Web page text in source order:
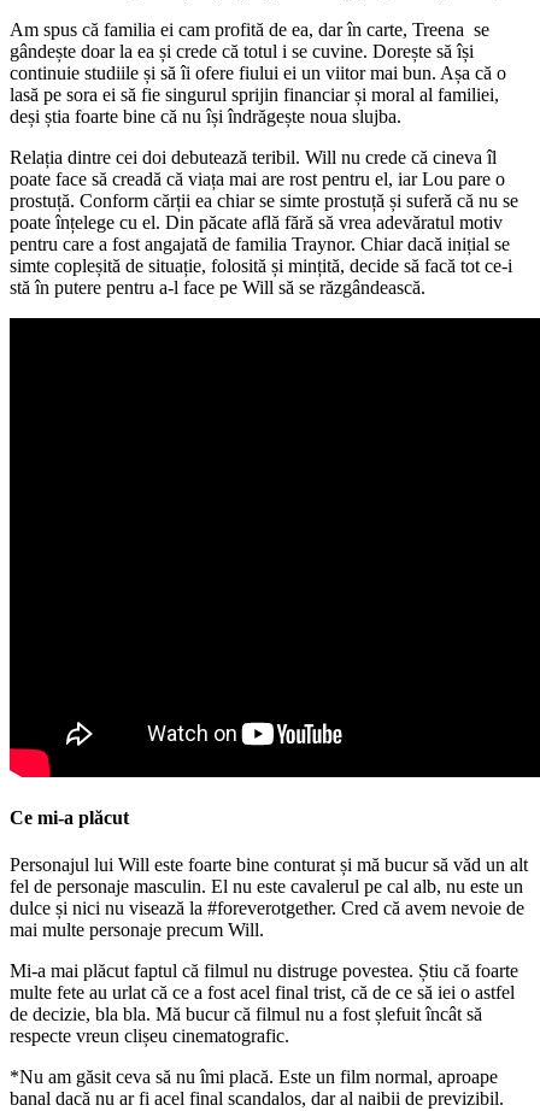
Am spus că familia ei cam profită de ea, dar în carte, Treena se
gândește doar la ea și crede că totul i se cuvine. Dorește să își
continuie studiile și să îi ofere fiului ei un viitor mai bun. Așa că o
lasă pe sora ei să fie singurul sprijin financiar și moral al familiei,
deși știa foarte bine că nu își îndrăgește noua slujba.
Relația dintre cei doi debutează teribil. Will nu crede că cineva îl
poate face să creadă că viața mai are rost pentru el, iar Lou pare o
prostuță. Conform cărții ea chiar se simte prostuță și suferă că nu se
poate înțelege cu el. Din păcate află fără să vrea adevăratul motiv
pentru care a fost angajată de familia Traynor. Chiar dacă inițial se
simte copleșită de situație, folosită și mințită, decide să facă tot ce-i
stă în putere pentru a-l face pe Will să se răzgândească.
Ce mi-a plăcut
Personajul lui Will este foarte bine conturat și mă bucur să văd un alt
fel de personaje masculin. El nu este cavalerul pe cal alb, nu este un
dulce și nici nu visează la #foreverotgether. Cred că avem nevoie de
mai multe personaje precum Will.
Mi-a mai plăcut faptul că filmul nu distruge povestea. Știu că foarte
multe fete au urlat că ce a fost acel final trist, că de ce să iei o astfel
de decizie, bla bla. Mă bucur că filmul nu a fost șlefuit încât să
respecte vreun clișeu cinematografic.
*Nu am găsit ceva să nu îmi placă. Este un film normal, aproape
banal dacă nu ar fi acel final scandalos, dar al naibii de previzibil.